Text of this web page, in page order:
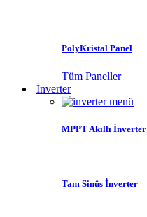
PolyKristal Panel
Tüm Paneller
İnverter
MPPT Akıllı İnverter
Tam Sinüs İnverter